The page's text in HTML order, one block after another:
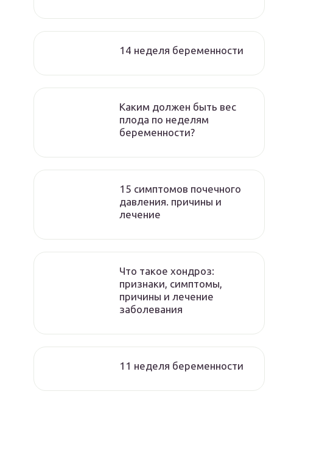
14 неделя беременности
Каким должен быть вес
плода по неделям
беременности?
15 симптомов почечного
давления. причины и
лечение
Что такое хондроз:
признаки, симптомы,
причины и лечение
заболевания
11 неделя беременности